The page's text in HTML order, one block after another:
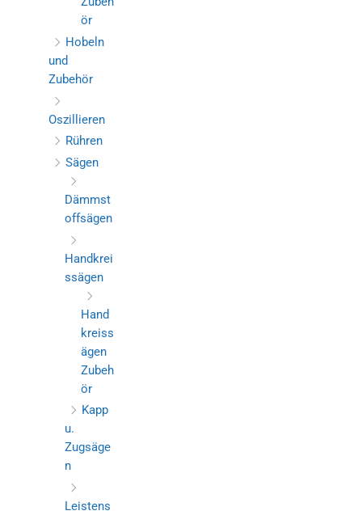
ör
Hobeln
und
Zubehör
Oszillieren
Rühren
Sägen
Dämmst
offsägen
Handkrei
ssägen
Hand
kreiss
ägen
Zubeh
ör
Kapp
u.
Zugsäge
n
Leistens